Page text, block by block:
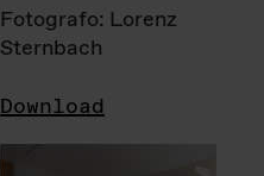
Fotografo: Lorenz
Sternbach
Download